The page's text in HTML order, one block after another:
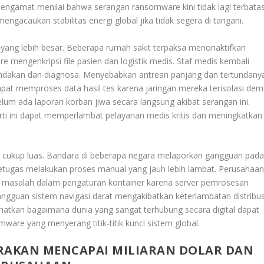
menilai bahwa serangan ransomware kini tidak lagi terbatas
stabilitas energi global jika tidak segera di tangani.
lebih besar. Beberapa rumah sakit terpaksa menonaktifkan
mengenkripsi file pasien dan logistik medis. Staf medis kembali
dan diagnosa. Menyebabkan antrean panjang dan
memproses data hasil tes karena jaringan mereka terisolasi demi
ada laporan korban jiwa secara langsung akibat serangan ini.
ini dapat memperlambat pelayanan medis kritis dan meningkatkan
luas. Bandara di beberapa negara melaporkan gangguan pada
melakukan proses manual yang jauh lebih lambat. Perusahaan
dalam pengaturan kontainer karena server pemrosesan
sistem navigasi darat mengakibatkan keterlambatan
bagaimana dunia yang sangat terhubung secara digital dapat
yang menyerang titik-titik kunci sistem global.
MENCAPAI MILIARAN DOLAR DAN